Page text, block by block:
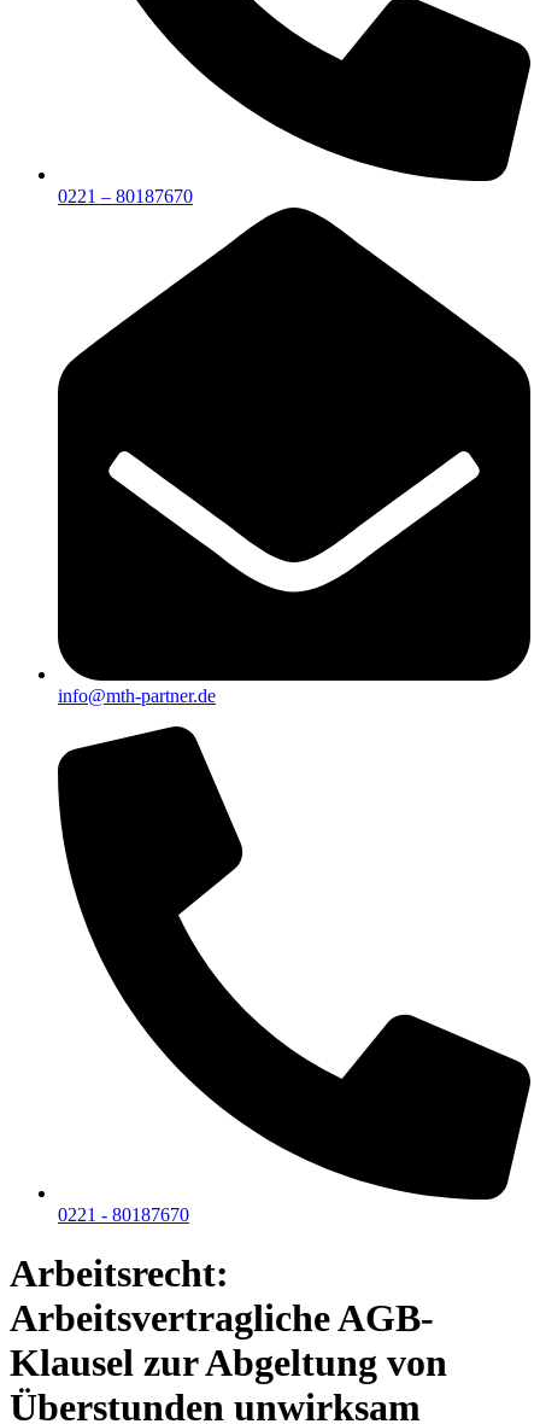
0221 – 80187670
info@mth-partner.de
0221 - 80187670
Arbeitsrecht:
Arbeitsvertragliche AGB-
Klausel zur Abgeltung von
Überstunden unwirksam